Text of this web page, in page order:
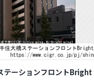
テーションフロント